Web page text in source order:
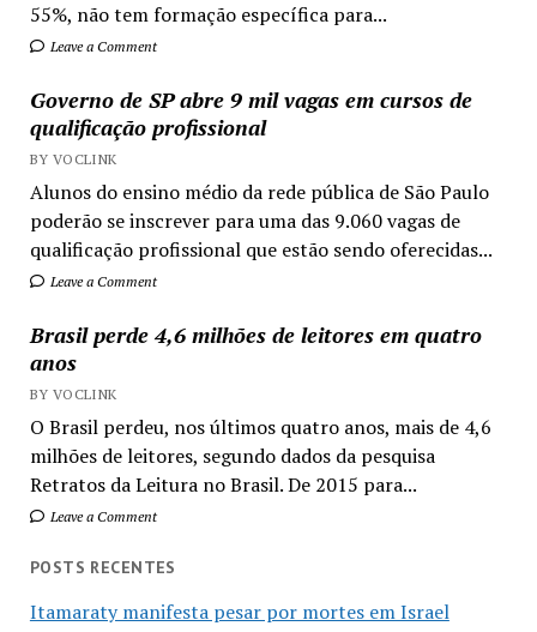
55%, não tem formação específica para...
Leave a Comment
Governo de SP abre 9 mil vagas em cursos de
qualificação profissional
BY VOCLINK
Alunos do ensino médio da rede pública de São Paulo
poderão se inscrever para uma das 9.060 vagas de
qualificação profissional que estão sendo oferecidas...
Leave a Comment
Brasil perde 4,6 milhões de leitores em quatro
anos
BY VOCLINK
O Brasil perdeu, nos últimos quatro anos, mais de 4,6
milhões de leitores, segundo dados da pesquisa
Retratos da Leitura no Brasil. De 2015 para...
Leave a Comment
POSTS RECENTES
Itamaraty manifesta pesar por mortes em Israel